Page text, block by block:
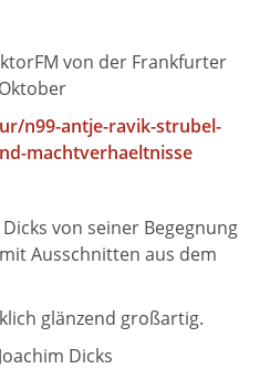
von der Frankfurter
n99-antje-ravik-strubel-
machtverhaeltnisse
von seiner Begegnung
Ausschnitten aus dem
glänzend großartig.
Dicks